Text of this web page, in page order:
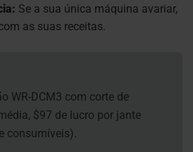
Se a sua única máquina avariar,
as suas receitas.
WR-DCM3 com corte de
$97 de lucro por jante
consumíveis).